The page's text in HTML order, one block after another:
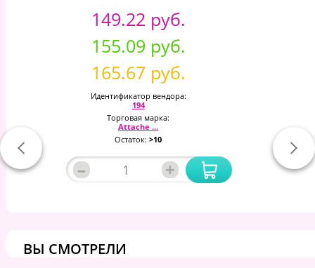
149.22 руб.
155.09 руб.
165.67 руб.
Идентификатор вендора:
194
Торговая марка:
Attache ...
Остаток: >10
– +
ВЫ СМОТРЕЛИ